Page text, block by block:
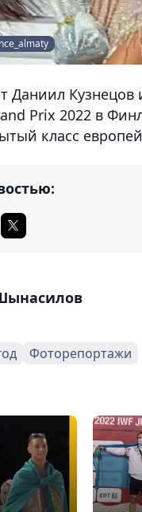
Даниил
Prix 2022 в
класс
Фоторепортажи